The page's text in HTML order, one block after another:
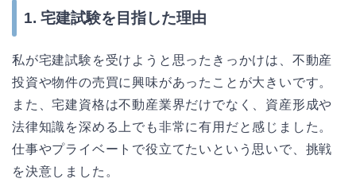
1. 宅建試験を目指した理由
私が宅建試験を受けようと思ったきっかけは、不動産
投資や物件の売買に興味があったことが大きいです。
また、宅建資格は不動産業界だけでなく、資産形成や
法律知識を深める上でも非常に有用だと感じました。
仕事やプライベートで役立てたいという思いで、挑戦
を決意しました。